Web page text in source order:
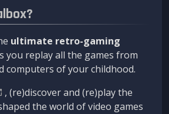
ultimate retro-gaming
you replay all the games from
computers of your childhood.
, (re)discover and (re)play the
the world of video games